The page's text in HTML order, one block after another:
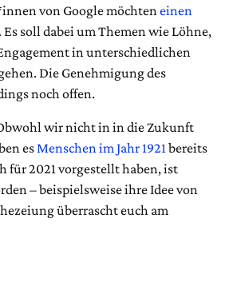
von Google möchteneinen
. Es soll dabei um Themen wie Löhne,
in unterschiedlichen
Die Genehmigung des
noch offen.
wir nicht in in die Zukunft
esMenschen im Jahr 1921bereits
für 2021 vorgestellt haben, ist
– beispielsweise ihre Idee von
überrascht euch am